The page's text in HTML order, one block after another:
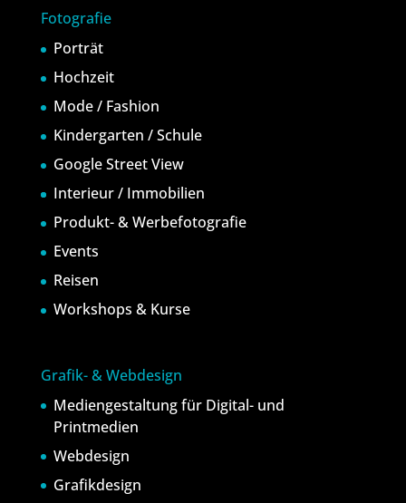
Fotografie
Porträt
Hochzeit
Mode / Fashion
Kindergarten / Schule
Google Street View
Interieur / Immobilien
Produkt- & Werbefotografie
Events
Reisen
Workshops & Kurse
Grafik- & Webdesign
Mediengestaltung für Digital- und
Printmedien
Webdesign
Grafikdesign